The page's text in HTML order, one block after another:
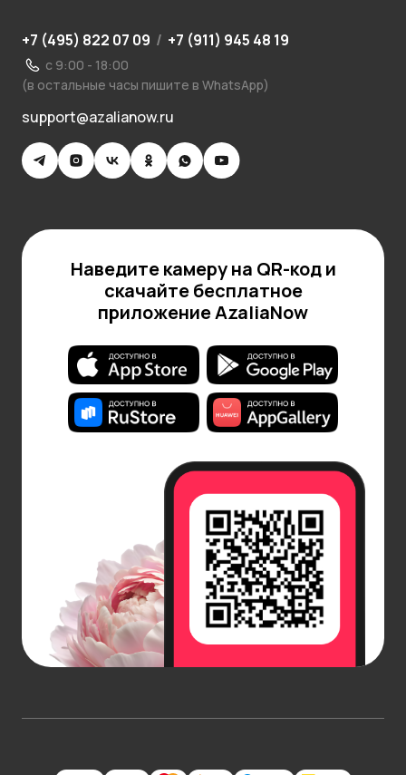
+7 (495) 822 07 09 / +7 (911) 945 48 19
с 9:00 - 18:00
(в остальные часы пишите в WhatsApp)
support@azalianow.ru
Наведите камеру на QR-код и
скачайте бесплатное
приложение AzaliaNow